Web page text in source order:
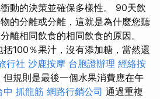
動的決策並確保多樣性。 90天飲
的分離或分離，這就是為什麼您聽
離相同飲食的相同飲食的原因。
括100％果汁，沒有添加糖，當然還
行社 沙鹿按摩 台胞證辦理 經絡按
但規則是最後一個水果消費應在午
中 抓龍筋 網路行銷公司 通過重複